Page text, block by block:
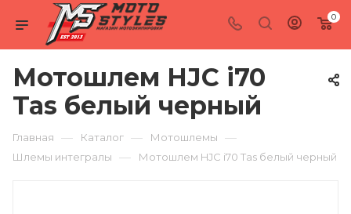
0
Мотошлем HJC i70
Tas белый черный
Главная — Каталог — Мотошлемы —
Шлемы интегралы — Мотошлем HJC i70 Tas белый черный